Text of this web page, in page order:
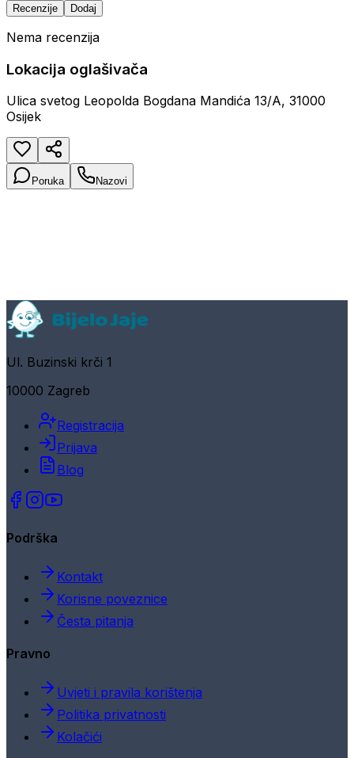
Recenzije Dodaj
Nema recenzija
Lokacija oglašivača
Ulica svetog Leopolda Bogdana Mandića 13/A, 31000
Osijek
Poruka Nazovi
Ul. Buzinski krči 1
10000 Zagreb
Registracija
Prijava
Blog
Podrška
Kontakt
Korisne poveznice
Česta pitanja
Pravno
Uvjeti i pravila korištenja
Politika privatnosti
Kolačići